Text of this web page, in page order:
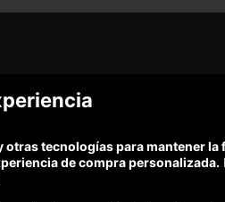
¿Cómo funciona Colectivia?
Trabaja con nosotros
Estudio turismo de verano
tecnologías para mantener
de compra personalizada.